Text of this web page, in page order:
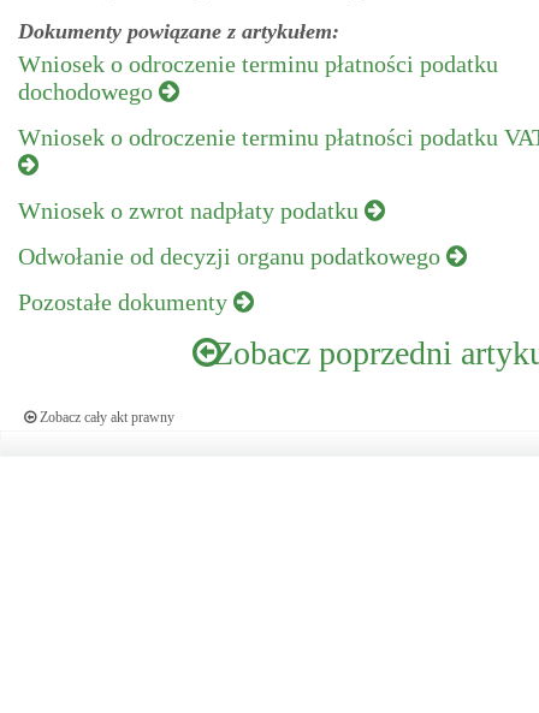
Dokumenty powiązane z artykułem:
Wniosek o odroczenie terminu płatności podatku
dochodowego
Wniosek o odroczenie terminu płatności podatku
Wniosek o zwrot nadpłaty podatku
Odwołanie od decyzji organu podatkowego
Pozostałe dokumenty
Zobacz poprzedni
Zobacz cały akt prawny